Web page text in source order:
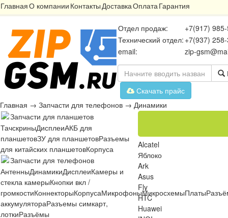
ГлавнаяО компании КонтактыДоставкаОплатаГарантия
Отдел продаж:
+7(917)
Технический отдел: +7(937)
email:
zip-
Скачать прайс
Главная → Запчасти для телефонов → Динамики
Запчасти для планшетов
ТачскриныДисплеиАКБ для
планшетовЗУ для планшетовРазъемы
для китайских планшетовКорпуса
Запчасти для телефонов
АнтенныДинамикиДисплеиКамеры и
стекла камерыКнопки вкл /
громкостиКоннекторыКорпусаМикрофоныМикросхемыПлаты
аккумулятораРазъемы симкарт,
лоткиРазъёмы
Alcatel
Яблоко
Ark
Asus
Fly
HTC
Huawei